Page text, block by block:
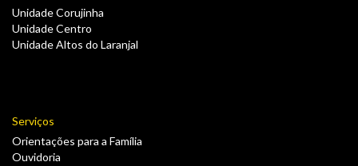
Unidade Corujinha
Unidade Centro
Unidade Altos do Laranjal
Serviços
Orientações para a Família
Ouvidoria